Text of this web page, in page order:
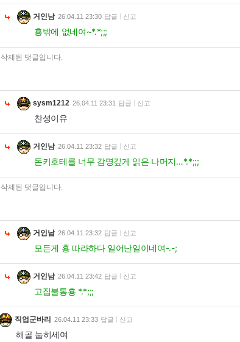
거인남 26.04.11 23:30 답글 신고
횽밖에 없네여~*.*;;;
삭제된 댓글입니다.
sysm1212 26.04.11 23:31 답글 신고
찬성이유
거인남 26.04.11 23:32 답글 신고
돈키호테를 너무 감명깊게 읽은 나머지…*.*;;;
삭제된 댓글입니다.
거인남 26.04.11 23:32 답글 신고
모든게 횽 따라하다 일어난일이네여-.-;
거인남 26.04.11 23:42 답글 신고
고집불통횽 *.*;;;
직업군바리 26.04.11 23:33 답글 신고
해골 눕히세여